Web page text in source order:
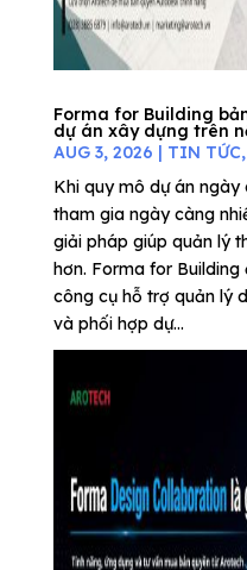
Forma for Building
dự án xây dựng trên
AUG 3, 2026 | TIN TỨC,
Khi quy mô dự án
tham gia ngày càng
giải pháp giúp quản lý
hơn. Forma for
công cụ hỗ trợ quản lý
và phối hợp dự...